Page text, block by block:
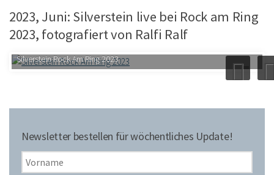
2023, Juni: Silverstein live bei Rock am Ring
2023, fotografiert von Ralfi Ralf
Newsletter bestellen für wöchentliches Update!